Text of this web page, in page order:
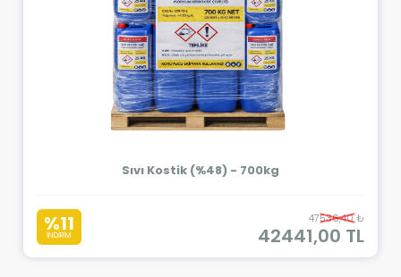
Sıvı Kostik (%48) - 700kg
%11
İNDİRİM
47536,40 ₺
42441,00 TL